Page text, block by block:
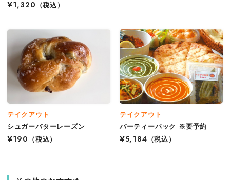
¥1,320
（税込）
テイクアウト
シュガーバターレーズン
¥190
（税込）
テイクアウト
パーティーパック ※要予約
¥5,184 （税込）